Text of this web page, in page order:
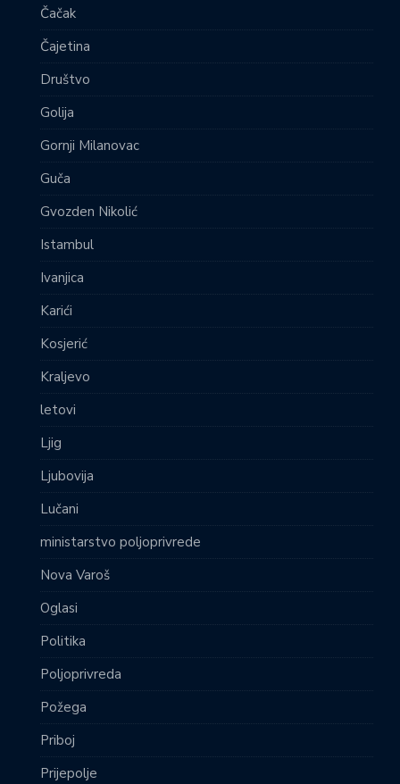
Čačak
Čajetina
Društvo
Golija
Gornji Milanovac
Guča
Gvozden Nikolić
Istambul
Ivanjica
Karići
Kosjerić
Kraljevo
letovi
Ljig
Ljubovija
Lučani
ministarstvo poljoprivrede
Nova Varoš
Oglasi
Politika
Poljoprivreda
Požega
Priboj
Prijepolje